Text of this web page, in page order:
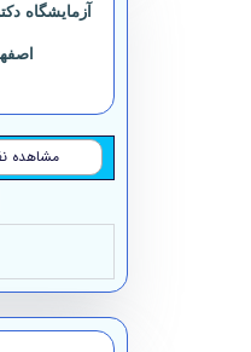
آزمایشگاه
مشاهده